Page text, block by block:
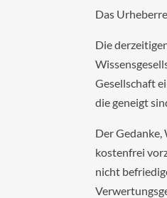
Das
Die
Gesellschaft
die geneigt
Der
kostenfrei
nicht